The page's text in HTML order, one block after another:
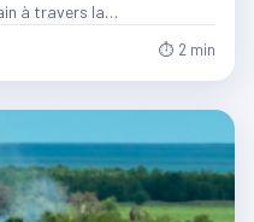
à travers la…
⏱ 2 min